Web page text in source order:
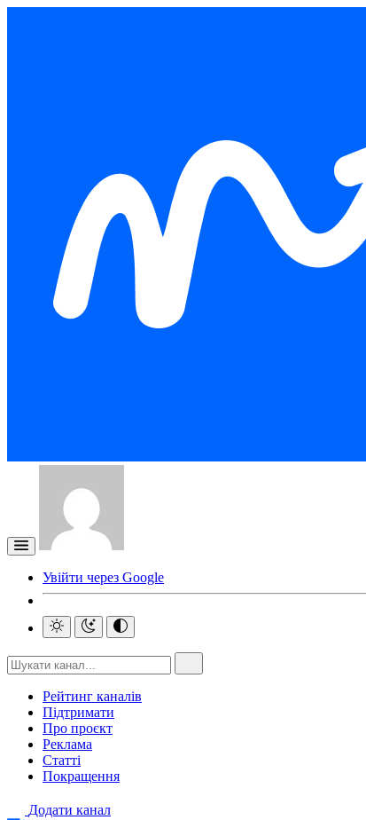
Увійти через Google
Рейтинг каналів
Підтримати
Про проєкт
Реклама
Статті
Покращення
Додати канал